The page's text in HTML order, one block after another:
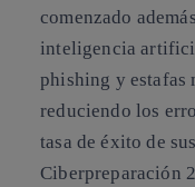
comenzado
inteligencia
phishing y estafas
reduciendo los
tasa de éxito de
Ciberpreparación